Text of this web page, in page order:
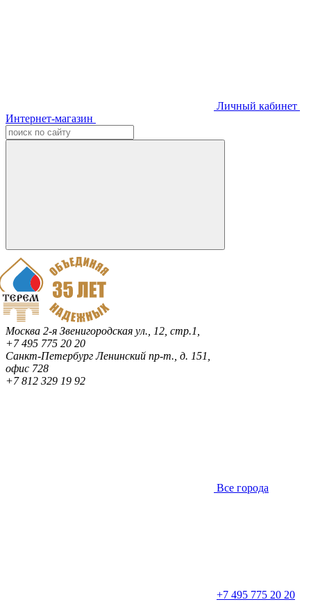
Личный кабинет
Интернет-магазин
Москва 2-я Звенигородская ул., 12, стр.1,
+7 495 775 20 20
Санкт-ПетербургЛенинский пр-т., д. 151,
офис 728
+7 812 329 19 92
Все города
+7 495 775 20 20